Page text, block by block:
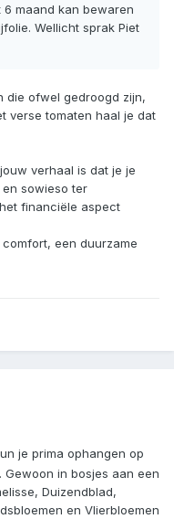
maand kan bewaren
Wellicht sprak Piet
die ofwel gedroogd zijn,
verse tomaten haal je dat
verhaal is dat je je
sowieso ter
financiële aspect
een duurzame
je prima ophangen op
Gewoon in bosjes aan een
Duizendblad,
en Vlierbloemen